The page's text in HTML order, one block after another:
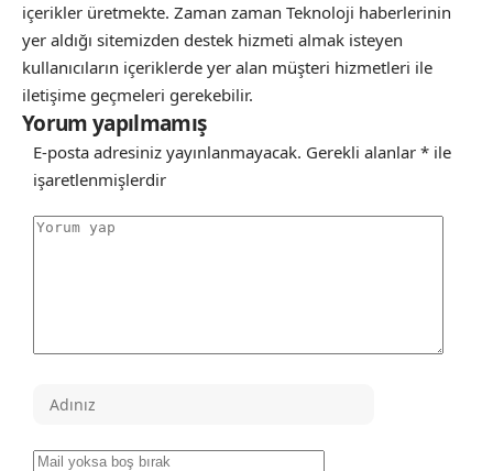
içerikler üretmekte. Zaman zaman Teknoloji haberlerinin
yer aldığı sitemizden destek hizmeti almak isteyen
kullanıcıların içeriklerde yer alan müşteri hizmetleri ile
iletişime geçmeleri gerekebilir.
Yorum yapılmamış
E-posta adresiniz yayınlanmayacak. Gerekli alanlar * ile
işaretlenmişlerdir